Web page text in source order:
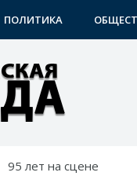
ПОЛИТИКА
95 лет на сцене